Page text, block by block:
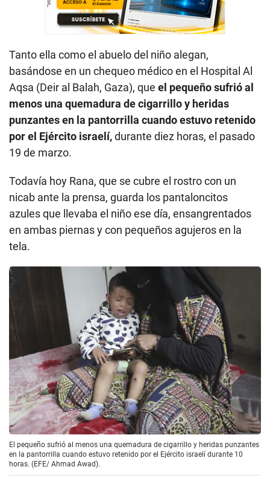
Tanto ella como el abuelo del niño alegan,
basándose en un chequeo médico en el Hospital Al
Aqsa (Deir al Balah, Gaza), que el pequeño sufrió al
menos una quemadura de cigarrillo y heridas
punzantes en la pantorrilla cuando estuvo retenido
por el Ejército israelí,durante diez horas, el pasado
19 de marzo.
Todavía hoy Rana, que se cubre el rostro con un
nicab ante la prensa, guarda los pantaloncitos
azules que llevaba el niño ese día, ensangrentados
en ambas piernas y con pequeños agujeros en la
tela.
El pequeño sufrió al menos una quemadura de cigarrillo y heridas punzantes
en la pantorrilla cuando estuvo retenido por el Ejército israelí durante 10
horas. (EFE/ Ahmad Awad).